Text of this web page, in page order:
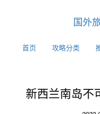
国外
首页 攻略分类
新西兰南岛不